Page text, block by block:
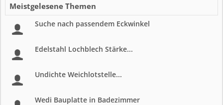
Meistgelesene Themen
Suche nach passendem Eckwinkel
Edelstahl Lochblech Stärke...
Undichte Weichlotstelle...
Wedi Bauplatte in Badezimmer